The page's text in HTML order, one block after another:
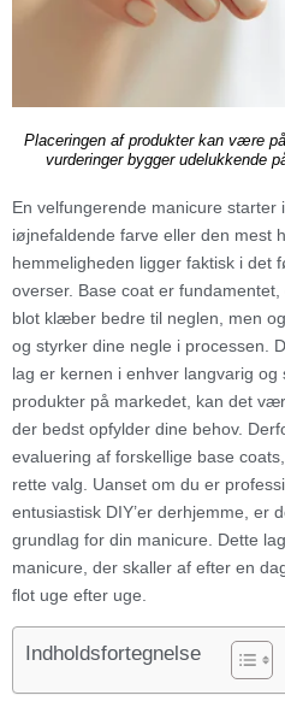
Placeringen af produkter kan være
vurderinger bygger udelukkende
En velfungerende manicure starter
iøjnefaldende farve eller den mest
hemmeligheden ligger faktisk i det
overser. Base coat er
blot klæber bedre til neglen, men
og styrker dine negle i processen.
lag er kernen i enhver langvarig
produkter på markedet, kan det
der bedst opfylder dine behov.
evaluering af forskellige base
rette valg. Uanset om du er
entusiastisk DIY’er derhjemme, er
grundlag for din manicure. Dette
manicure, der skaller af efter en
flot uge efter uge.
Indholdsfortegnelse